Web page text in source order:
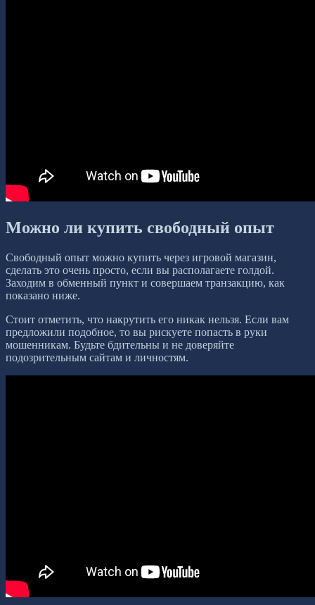
Можно ли купить свободный опыт
Свободный опыт можно купить через игровой магазин,
сделать это очень просто, если вы располагаете голдой.
Заходим в обменный пункт и совершаем транзакцию, как
показано ниже.
Стоит отметить, что накрутить его никак нельзя. Если вам
предложили подобное, то вы рискуете попасть в руки
мошенникам. Будьте бдительны и не доверяйте
подозрительным сайтам и личностям.